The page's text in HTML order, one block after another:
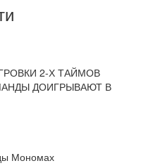
2-Х ТАЙМОВ
ДОИГРЫВАЮТ В
Мономах